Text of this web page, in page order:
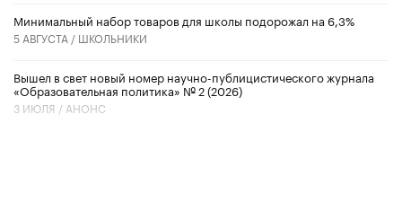
Минимальный набор товаров для школы подорожал на 6,3%
5 АВГУСТА / ШКОЛЬНИКИ
Вышел в свет новый номер научно-публицистического журнала
«Образовательная политика» № 2 (2026)
3 ИЮЛЯ / АНОНС